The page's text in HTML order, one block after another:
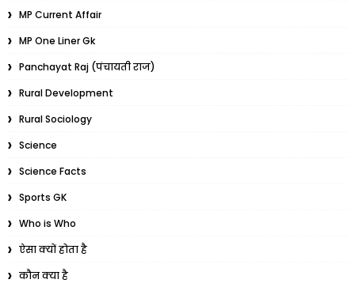
MP Current Affair
MP One Liner Gk
Panchayat Raj (पंचायती राज)
Rural Development
Rural Sociology
Science
Science Facts
Sports GK
Who is Who
ऐसा क्यों होता है
कौन क्या है